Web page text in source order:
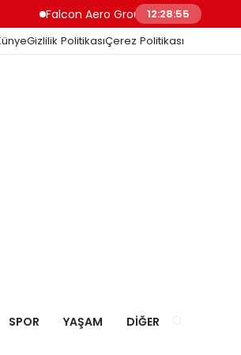
Falcon Aero Group, Havacılıkta
12:28:56
Gizlilik PolitikasıÇerez Politikası
SPOR YAŞAM DIĞER